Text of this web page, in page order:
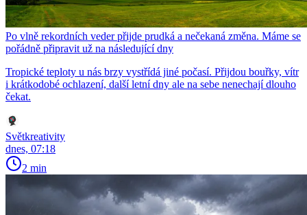
Po vlně rekordních veder přijde prudká a nečekaná změna. Máme se
pořádně připravit už na následující dny
Tropické teploty u nás brzy vystřídá jiné počasí. Přijdou bouřky, vítr
i krátkodobé ochlazení, další letní dny ale na sebe nenechají dlouho
čekat.
Světkreativity
dnes, 07:18
2 min